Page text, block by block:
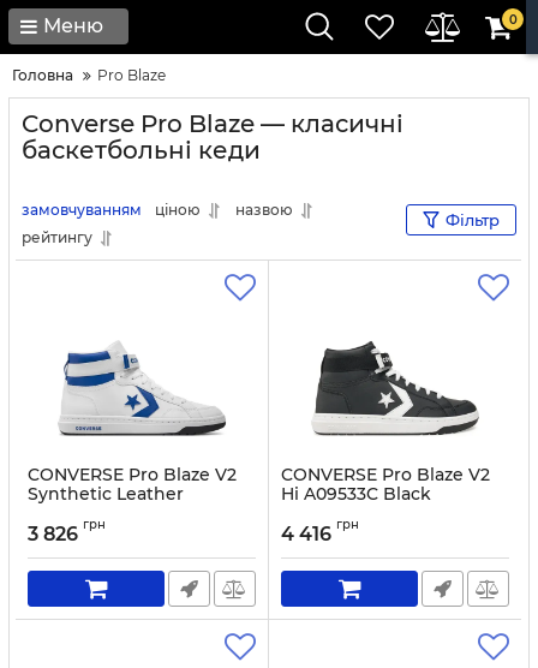
Меню 0
Головна Pro Blaze
Converse Pro Blaze — класичні
баскетбольні кеди
замовчуванням ціною
назвою
рейтингу
Фільтр
CONVERSE Pro Blaze V2
Synthetic Leather
Артикул:
3 826 грн
CONVERSE Pro Blaze V2
Hi A09533C Black
4 416 грн